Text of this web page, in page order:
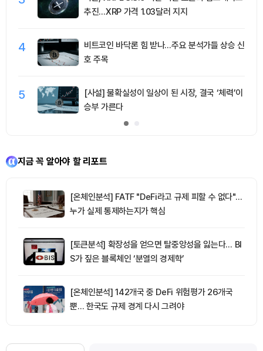
추진…XRP 가격 1.03달러 지지
4
비트코인 바닥론 힘 받나…주요 분석가들 상승 신
호 주목
5
[사설] 불확실성이 일상이 된 시장, 결국 ‘체력’이
승부 가른다
지금 꼭 알아야 할 리포트
[온체인분석] FATF "DeFi라고 규제 피할 수 없다"…
누가 실제 통제하는지가 핵심
[토큰분석] 확장성을 얻으면 탈중앙성을 잃는다… BI
S가 짚은 블록체인 ‘분열의 경제학’
[온체인분석] 142개국 중 DeFi 위험평가 26개국
뿐… 한국도 규제 경계 다시 그려야